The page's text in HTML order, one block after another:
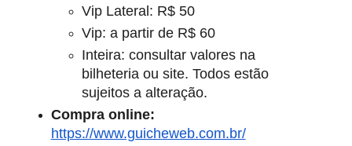
Vip Lateral: R$ 50
Vip: a partir de R$ 60
Inteira: consultar valores na
bilheteria ou site. Todos estão
sujeitos a alteração.
Compra online:
https://www.guicheweb.com.br/